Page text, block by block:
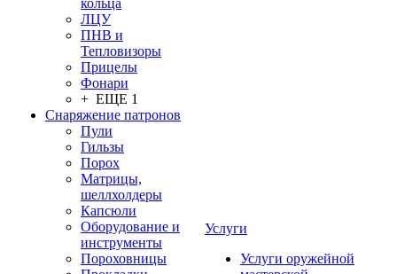
кольца
ЛЦУ
ПНВ и
Тепловизоры
Прицелы
Фонари
+ ЕЩЕ 1
Снаряжение патронов
Пули
Гильзы
Порох
Матрицы,
шеллхолдеры
Капсюли
Оборудование и
инструменты
Пороховницы
Услуги
Услуги оружейной